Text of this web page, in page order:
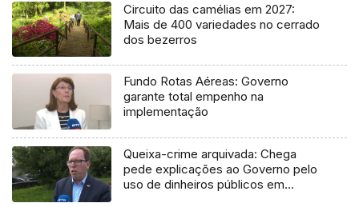
Circuito das camélias em 2027:
Mais de 400 variedades no cerrado
dos bezerros
Fundo Rotas Aéreas: Governo
garante total empenho na
implementação
Queixa-crime arquivada: Chega
pede explicações ao Governo pelo
uso de dinheiros públicos em